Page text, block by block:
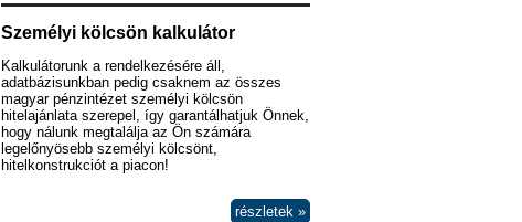
Személyi kölcsön kalkulátor
Kalkulátorunk a rendelkezésére áll,
adatbázisunkban pedig csaknem az összes
magyar pénzintézet személyi kölcsön
hitelajánlata szerepel, így garantálhatjuk Önnek,
hogy nálunk megtalálja az Ön számára
legelőnyösebb személyi kölcsönt,
hitelkonstrukciót a piacon!
részletek »